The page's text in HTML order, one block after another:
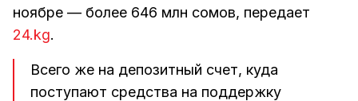
ноябре — более 646 млн сомов, передает
24.kg.
Всего же на депозитный счет, куда
поступают средства на поддержку